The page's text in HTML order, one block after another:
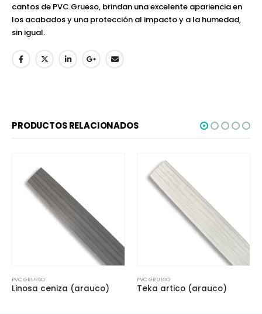
cantos de PVC Grueso, brindan una excelente apariencia en
los acabados y una protección al impacto y a la humedad,
sin igual.
PRODUCTOS RELACIONADOS
PVC GRUESO
Teka artico (arauco)
PVC GRUESO
Gris humo